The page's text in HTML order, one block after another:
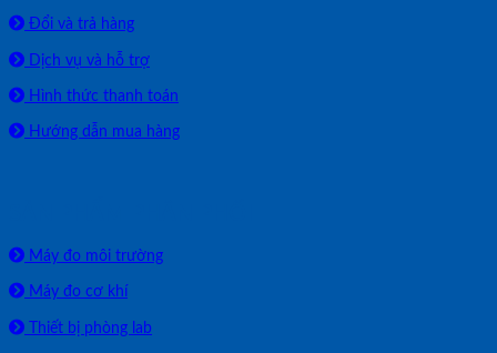
Đổi và trả hàng
Dịch vụ và hỗ trợ
Hình thức thanh toán
Hướng dẫn mua hàng
Máy đo môi trường
Máy đo cơ khí
Thiết bị phòng lab